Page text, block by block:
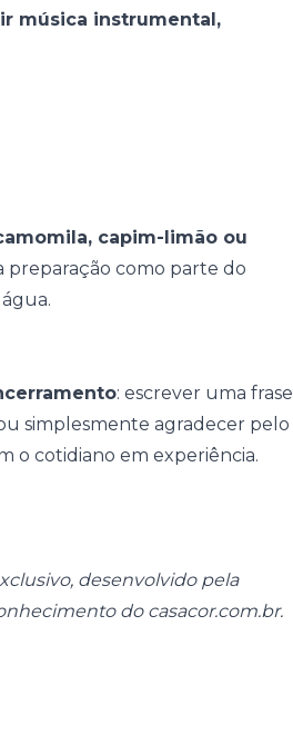
música instrumental,
capim-limão ou
preparação como parte do
: escrever uma frase
simplesmente agradecer pelo
o cotidiano em experiência.
desenvolvido pela
do casacor.com.br.